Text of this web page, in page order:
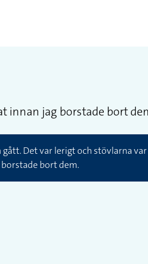
innan jag borstade bort
Det var lerigt och stövlarna
bort dem.